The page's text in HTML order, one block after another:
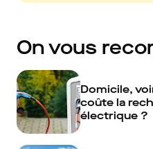
On vous
Domicile,
coûte la
électrique ?